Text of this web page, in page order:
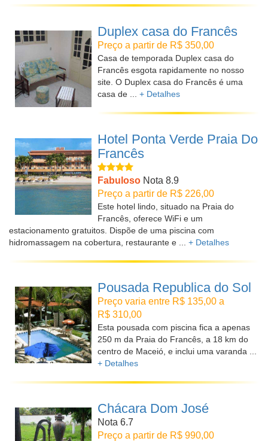
Duplex casa do Francês
Preço a partir de R$ 350,00
Casa de temporada Duplex casa do
Francês esgota rapidamente no nosso
site. O Duplex casa do Francês é uma
casa de ... + Detalhes
Hotel Ponta Verde Praia Do
Francês
Fabuloso Nota 8.9
Preço a partir de R$ 226,00
Este hotel lindo, situado na Praia do
Francês, oferece WiFi e um
estacionamento gratuitos. Dispõe de uma piscina com
hidromassagem na cobertura, restaurante e ... + Detalhes
Pousada Republica do Sol
Preço varia entre R$ 135,00 a
R$ 310,00
Esta pousada com piscina fica a apenas
250 m da Praia do Francês, a 18 km do
centro de Maceió, e inclui uma varanda ...
+ Detalhes
Chácara Dom José
Nota 6.7
Preço a partir de R$ 990,00